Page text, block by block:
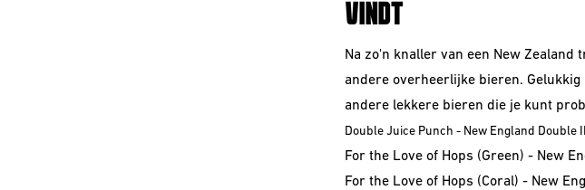
VINDT
Na zo'n knaller van een New
andere overheerlijke bieren.
andere lekkere bieren die je kunt
Double Juice Punch - New England Double
For the Love of Hops (Green) - New
For the Love of Hops (Coral) - New